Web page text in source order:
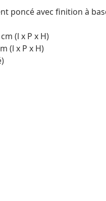
poncé avec finition à
(l x P x H)
(l x P x H)